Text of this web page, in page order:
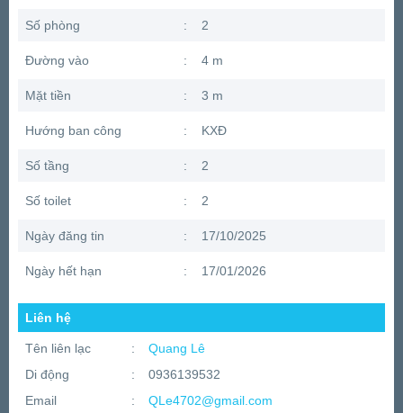
Số phòng : 2
Đường vào : 4 m
Mặt tiền : 3 m
Hướng ban công : KXĐ
Số tầng : 2
Số toilet : 2
Ngày đăng tin : 17/10/2025
Ngày hết hạn : 17/01/2026
Liên hệ
Tên liên lạc :
Quang Lê
Di động
:
0936139532
Email
: QLe4702@gmail.com